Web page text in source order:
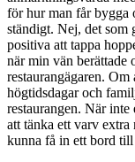
för hur man får bygga
ständigt. Nej, det som
positiva att tappa
när min vän berättade
restaurangägaren.
högtidsdagar och
restaurangen. När inte
att tänka ett varv extra
kunna få in ett bord